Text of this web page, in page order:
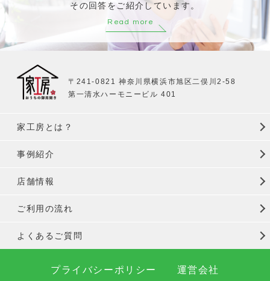
その回答をご紹介しています。
Read more
〒241-0821 神奈川県横浜市旭区二俣川2-58
第一清水ハーモニービル 401
家工房とは？
事例紹介
店舗情報
ご利用の流れ
よくあるご質問
プライバシーポリシー 運営会社